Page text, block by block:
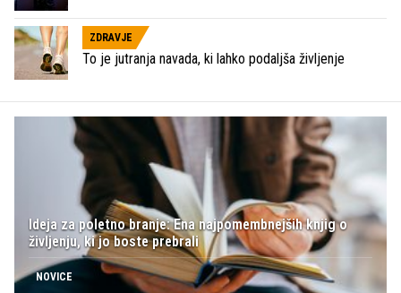
ZDRAVJE
To je jutranja navada, ki lahko podaljša življenje
Ideja za poletno branje: Ena najpomembnejših knjig o
življenju, ki jo boste prebrali
NOVICE